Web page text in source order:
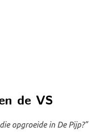
de VS
opgroeide in De Pijp?”